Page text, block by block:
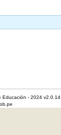
Educación - 2024 v2.0.14